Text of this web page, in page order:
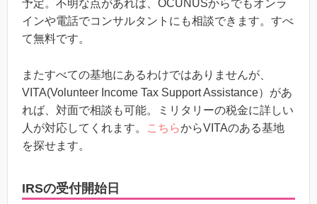
予定。不明な点があれば、OCUNUSからでもオンラ
インや電話でコンサルタントにも相談できます。すべ
て無料です。
またすべての基地にあるわけではありませんが、
VITA(Volunteer Income Tax Support Assistance）があ
れば、対面で相談も可能。ミリタリーの税金に詳しい
人が対応してくれます。
こちらからVITAのある基地
を探せます。
IRSの受付開始日